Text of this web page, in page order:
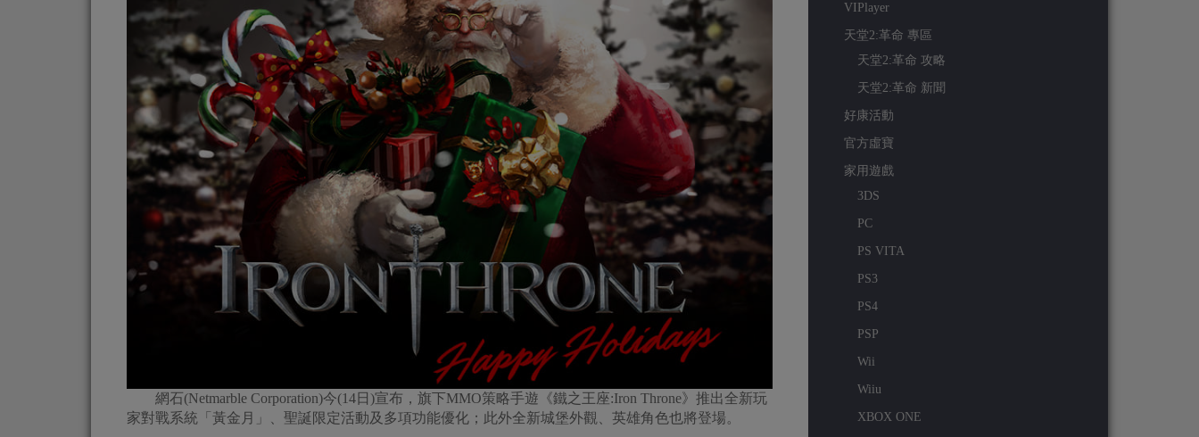
網石(Netmarble Corporation)今(14日)宣布，旗下MMO策略手遊《鐵之王座:Iron Throne》推出全新玩
家對戰系統「黃金月」、聖誕限定活動及多項功能優化；此外全新城堡外觀、英雄角色也將登場。
VIPlayer
天堂2:革命 專區
天堂2:革命 攻略
天堂2:革命 新聞
好康活動
官方虛寶
家用遊戲
3DS
PC
PS VITA
PS3
PS4
PSP
Wii
Wiiu
XBOX ONE